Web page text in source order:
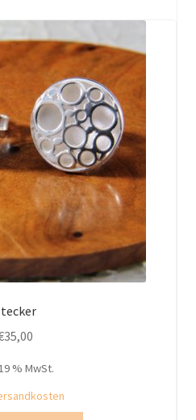
35,00
% MwSt.